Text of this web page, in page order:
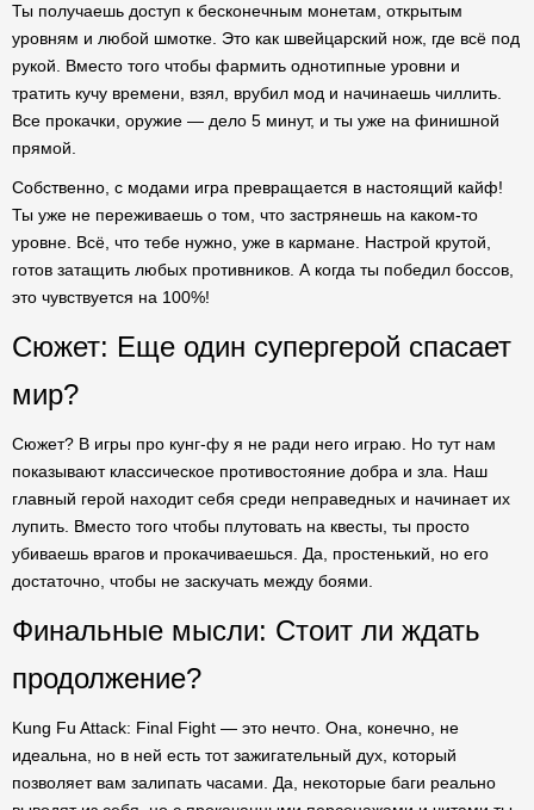
Ты получаешь доступ к бесконечным монетам, открытым
уровням и любой шмотке. Это как швейцарский нож, где всё под
рукой. Вместо того чтобы фармить однотипные уровни и
тратить кучу времени, взял, врубил мод и начинаешь чиллить.
Все прокачки, оружие — дело 5 минут, и ты уже на финишной
прямой.
Собственно, с модами игра превращается в настоящий кайф!
Ты уже не переживаешь о том, что застрянешь на каком-то
уровне. Всё, что тебе нужно, уже в кармане. Настрой крутой,
готов затащить любых противников. А когда ты победил боссов,
это чувствуется на 100%!
Сюжет: Еще один супергерой спасает
мир?
Сюжет? В игры про кунг-фу я не ради него играю. Но тут нам
показывают классическое противостояние добра и зла. Наш
главный герой находит себя среди неправедных и начинает их
лупить. Вместо того чтобы плутовать на квесты, ты просто
убиваешь врагов и прокачиваешься. Да, простенький, но его
достаточно, чтобы не заскучать между боями.
Финальные мысли: Стоит ли ждать
продолжение?
Kung Fu Attack: Final Fight — это нечто. Она, конечно, не
идеальна, но в ней есть тот зажигательный дух, который
позволяет вам залипать часами. Да, некоторые баги реально